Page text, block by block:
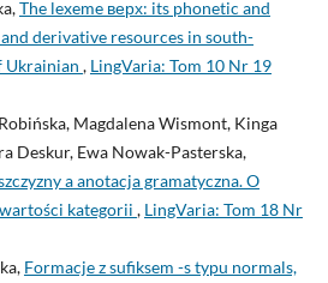
The lexeme верх: its phonetic and
derivative resources in south-
Ukrainian , LingVaria: Tom 10 Nr 19
Magdalena Wismont, Kinga
Deskur, Ewa Nowak-Pasterska,
a anotacja gramatyczna. O
kategorii , LingVaria: Tom 18 Nr
Formacje z sufiksem -s typu normals,